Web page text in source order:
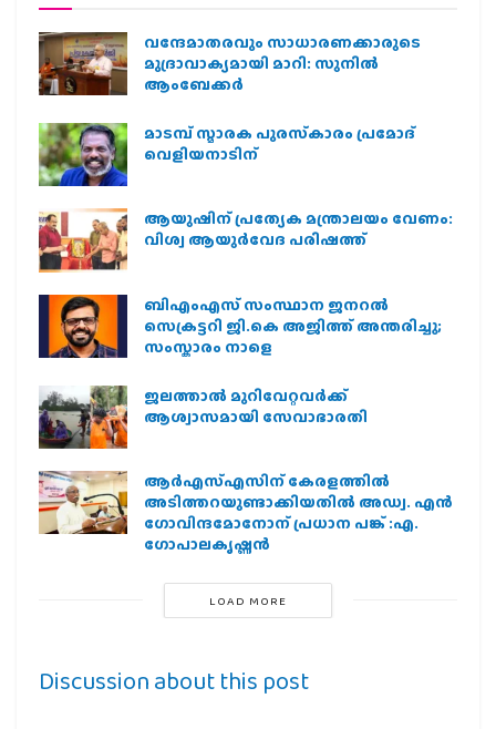
വന്ദേമാതരവും സാധാരണക്കാരുടെ
മുദ്രാവാക്യമായി മാറി: സുനിൽ
ആംബേക്കർ
മാടമ്പ് സ്മാരക പുരസ്‌കാരം പ്രമോദ്
വെളിയനാടിന്
ആയുഷിന് പ്രത്യേക മന്ത്രാലയം വേണം:
വിശ്വ ആയുര്‍വേദ പരിഷത്ത്
ബിഎംഎസ് സംസ്ഥാന ജനറൽ
സെക്രട്ടറി ജി.കെ അജിത്ത് അന്തരിച്ചു;
സംസ്കാരം നാളെ
ജലത്താല്‍ മുറിവേറ്റവര്‍ക്ക്
ആശ്വാസമായി സേവാഭാരതി
ആര്‍എസ്എസിന് കേരളത്തില്‍
അടിത്തറയുണ്ടാക്കിയതില്‍ അഡ്വ. എന്‍
ഗോവിന്ദമോനോന് പ്രധാന പങ്ക് :എ.
ഗോപാലകൃഷ്ണന്‍
LOAD MORE
Discussion about this post